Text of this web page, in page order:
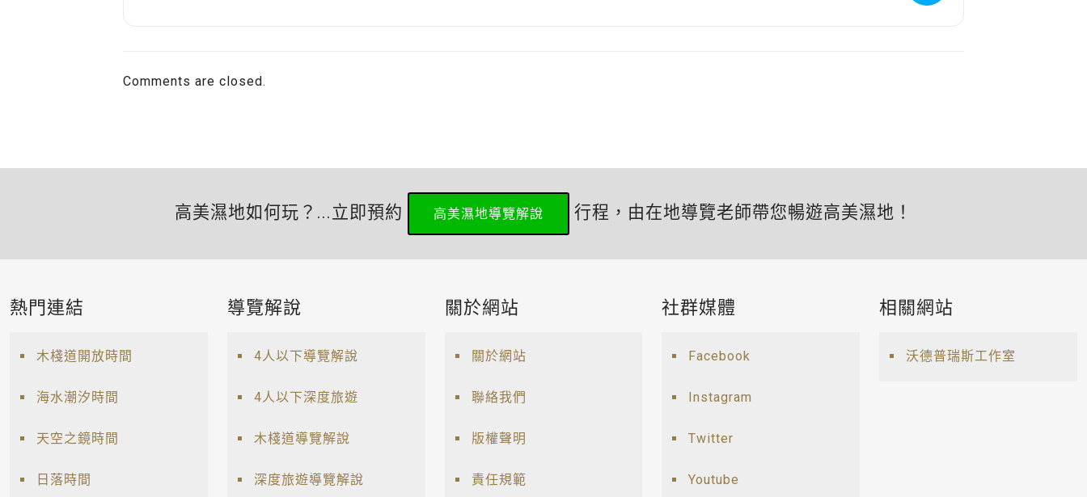
Comments are closed.
高美濕地如何玩？...立即預約 高美濕地導覽解說 行程，由在地導覽老師帶您暢遊高美濕地！
熱門連結
木棧道開放時間
海水潮汐時間
天空之鏡時間
日落時間
導覽解說
4人以下導覽解說
4人以下深度旅遊
木棧道導覽解說
深度旅遊導覽解說
關於網站
關於網站
聯絡我們
版權聲明
責任規範
社群媒體
Facebook
Instagram
Twitter
Youtube
相關網站
沃德普瑞斯工作室